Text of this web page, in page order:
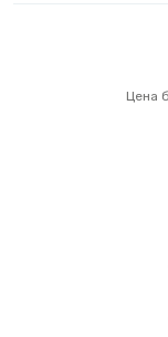
Цена